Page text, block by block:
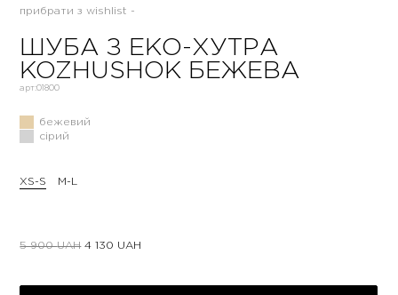
прибрати з wishlist -
ШУБА З ЕКО-ХУТРА
KOZHUSHOK БЕЖЕВА
арт:01800
бежевий
сірий
XS-S M-L
5 900UAH 4 130 UAH